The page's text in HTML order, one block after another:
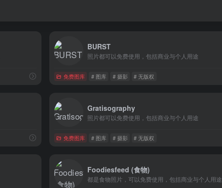
BURST
照片都可以免费使用，包括商业与个人用途
免费图库 # 图库 # 摄影 # 无版权
Gratisography
照片都可以免费使用，包括商业与个人用途
免费图库 # 图库 # 摄影 # 无版权
Foodiesfeed (食物)
都是食物照片，可以免费使用，包括商业与个人用途